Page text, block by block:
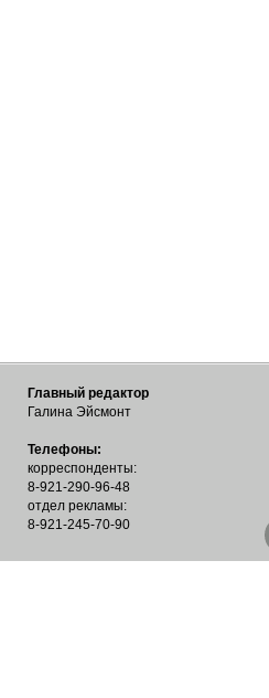
Главный редактор
Галина Эйсмонт
Телефоны:
корреспонденты:
8-921-290-96-48
отдел рекламы:
8-921-245-70-90